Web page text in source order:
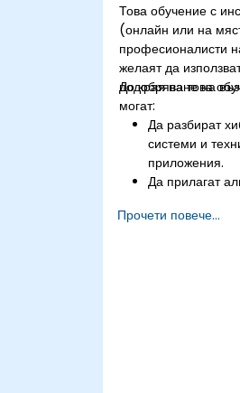
Това обучение с
(онлайн или на
професионалисти
желаят да
подобряване на
До края на това
могат:
Да разбират
системи и
приложения.
Да прилагат
Да
Прочети повече...